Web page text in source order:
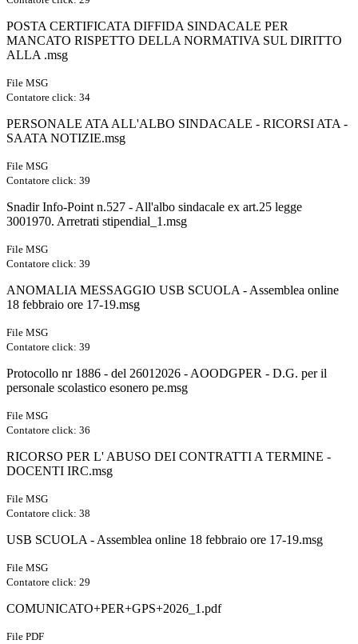
POSTA CERTIFICATA DIFFIDA SINDACALE PER
MANCATO RISPETTO DELLA NORMATIVA SUL DIRITTO
ALLA .msg
File MSG
Contatore click: 34
PERSONALE ATA ALL'ALBO SINDACALE - RICORSI ATA -
SAATA NOTIZIE.msg
File MSG
Contatore click: 39
Snadir Info-Point n.527 - All'albo sindacale ex art.25 legge
3001970. Arretrati stipendial_1.msg
File MSG
Contatore click: 39
ANOMALIA MESSAGGIO USB SCUOLA - Assemblea online
18 febbraio ore 17-19.msg
File MSG
Contatore click: 39
Protocollo nr 1886 - del 26012026 - AOODGPER - D.G. per il
personale scolastico esonero pe.msg
File MSG
Contatore click: 36
RICORSO PER L' ABUSO DEI CONTRATTI A TERMINE -
DOCENTI IRC.msg
File MSG
Contatore click: 38
USB SCUOLA - Assemblea online 18 febbraio ore 17-19.msg
File MSG
Contatore click: 29
COMUNICATO+PER+GPS+2026_1.pdf
File PDF